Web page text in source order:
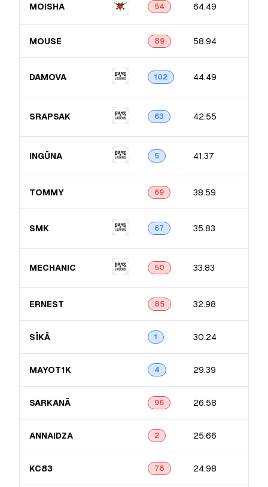
MOISHA 54 64.49
MOUSE 89 58.94
DAMOVA 102 44.49
SRAPSAK 63 42.55
INGŪNA 5 41.37
TOMMY 69 38.59
SMK 67 35.83
MECHANIC 50 33.83
ERNEST 85 32.98
SĪKĀ 1 30.24
MAYOT1K 4 29.39
SARKANĀ 96 26.58
ANNAIDZA 2 25.66
KC83 78 24.98